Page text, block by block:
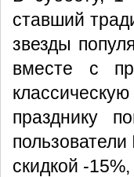
ставший
звезды
вместе с
празднику
скидкой -